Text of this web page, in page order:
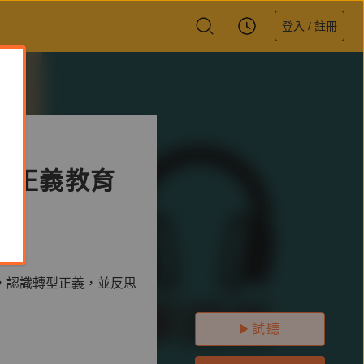
登入 / 註冊
正義教育
認識轉型正義，並反思
試聽